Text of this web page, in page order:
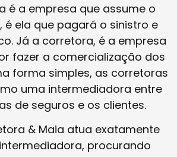
é a empresa que assume o
é ela que pagará o sinistro e
Já a corretora, é a empresa
fazer a comercialização dos
forma simples, as corretoras
uma intermediadora entre
de seguros e os clientes.
& Maia atua exatamente
procurando